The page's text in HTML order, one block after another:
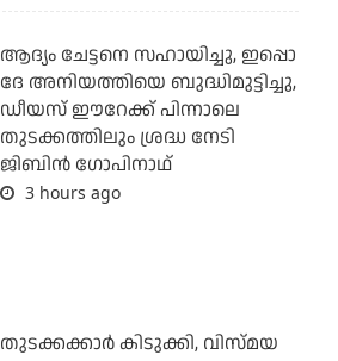
ആദ്യം ചേട്ടനെ സഹായിച്ചു, ഇപ്പൊ
ദേ അനിയത്തിയെ ബുദ്ധിമുട്ടിച്ചു,
ഡീയസ് ഈറേക്ക് പിന്നാലെ
തുടക്കത്തിലും ശ്രദ്ധ നേടി
ജിബിന്‍ ഗോപിനാഥ്
3 hours ago
തുടക്കക്കാര്‍ കിടുക്കി, വിസ്മയ